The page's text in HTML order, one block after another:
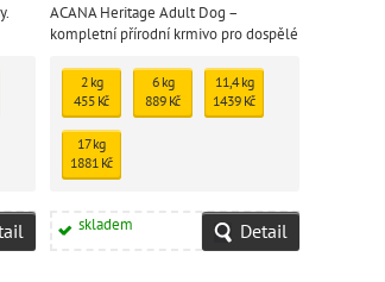
ACANA Heritage Adult Dog –
kompletní přírodní krmivo pro dospělé
2 kg
455 Kč
6 kg
889 Kč
11,4 kg
1439 Kč
17 kg
1881 Kč
skladem Detail